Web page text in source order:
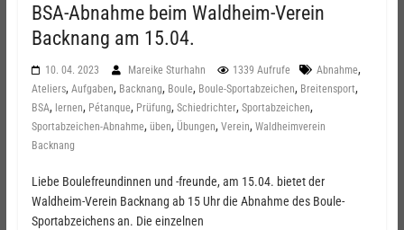
BSA-Abnahme beim Waldheim-Verein
Backnang am 15.04.
10. 04. 2023 Mareike Sturhahn 1339 Aufrufe Abnahme,
Ateliers, Aufgaben, Backnang, Boule, Boule-Sportabzeichen, Breitensport,
BSA, lernen, Pétanque, Prüfung, Schiedrichter, Sportabzeichen,
Sportabzeichen-Abnahme, üben, Übungen, Verein, Waldheimverein
Backnang
Liebe Boulefreundinnen und -freunde, am 15.04. bietet der
Waldheim-Verein Backnang ab 15 Uhr die Abnahme des Boule-
Sportabzeichens an. Die einzelnen